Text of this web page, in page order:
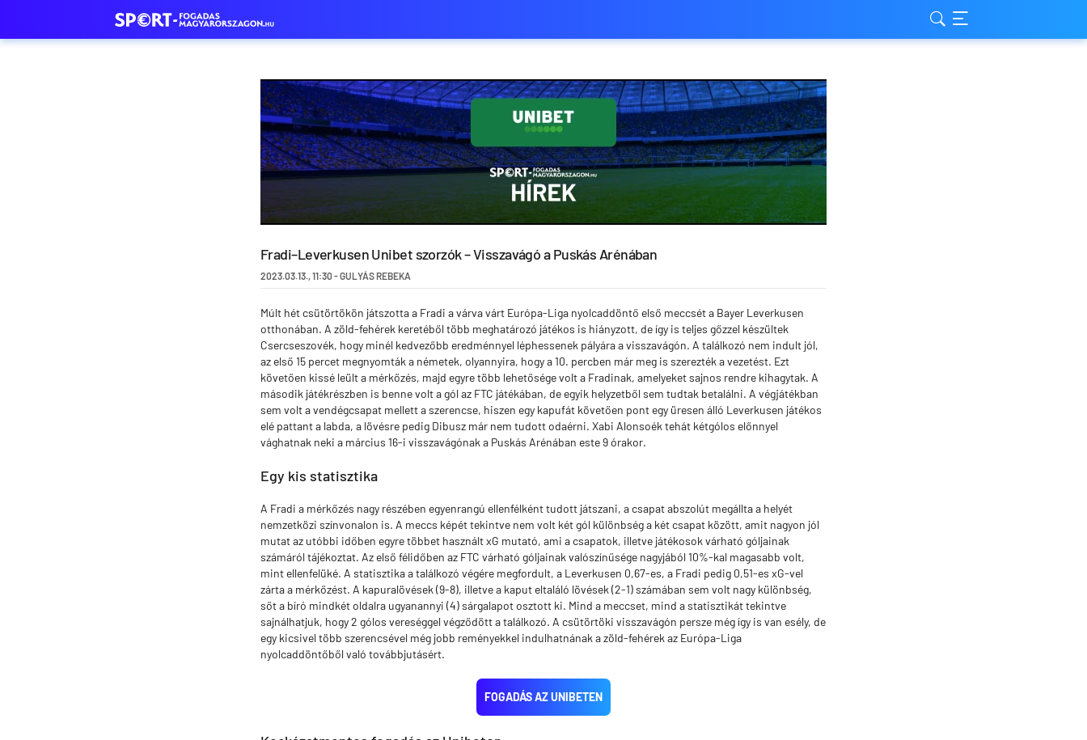
Fradi–Leverkusen Unibet szorzók – Visszavágó a Puskás Arénában
2023.03.13.,11:30-GULYÁS REBEKA
Múlt hét csütörtökön játszotta a Fradi a várva várt Európa-Liga nyolcaddöntő első meccsét a Bayer Leverkusen
otthonában. A zöld-fehérek keretéből több meghatározó játékos is hiányzott, de így is teljes gőzzel készültek
Csercseszovék, hogy minél kedvezőbb eredménnyel léphessenek pályára a visszavágón. A találkozó nem indult jól,
az első 15 percet megnyomták a németek, olyannyira, hogy a 10. percben már meg is szerezték a vezetést. Ezt
követően kissé leült a mérkőzés, majd egyre több lehetősége volt a Fradinak, amelyeket sajnos rendre kihagytak. A
második játékrészben is benne volt a gól az FTC játékában, de egyik helyzetből sem tudtak betalálni. A végjátékban
sem volt a vendégcsapat mellett a szerencse, hiszen egy kapufát követően pont egy üresen álló Leverkusen játékos
elé pattant a labda, a lövésre pedig Dibusz már nem tudott odaérni. Xabi Alonsoék tehát kétgólos előnnyel
vághatnak neki a március 16-i visszavágónak a Puskás Arénában este 9 órakor.
Egy kis statisztika
A Fradi a mérkőzés nagy részében egyenrangú ellenfélként tudott játszani, a csapat abszolút megállta a helyét
nemzetközi színvonalon is. A meccs képét tekintve nem volt két gól különbség a két csapat között, amit nagyon jól
mutat az utóbbi időben egyre többet használt xG mutató, ami a csapatok, illetve játékosok várható góljainak
számáról tájékoztat. Az első félidőben az FTC várható góljainak valószínűsége nagyjából 10%-kal magasabb volt,
mint ellenfelüké. A statisztika a találkozó végére megfordult, a Leverkusen 0,67-es, a Fradi pedig 0,51-es xG-vel
zárta a mérkőzést. A kapuralövések (9-8), illetve a kaput eltaláló lövések (2-1) számában sem volt nagy különbség,
sőt a bíró mindkét oldalra ugyanannyi (4) sárgalapot osztott ki. Mind a meccset, mind a statisztikát tekintve
sajnálhatjuk, hogy 2 gólos vereséggel végződött a találkozó. A csütörtöki visszavágón persze még így is van esély, de
egy kicsivel több szerencsével még jobb reményekkel indulhatnának a zöld-fehérek az Európa-Liga
nyolcaddöntőből való továbbjutásért.
FOGADÁS AZ UNIBETEN